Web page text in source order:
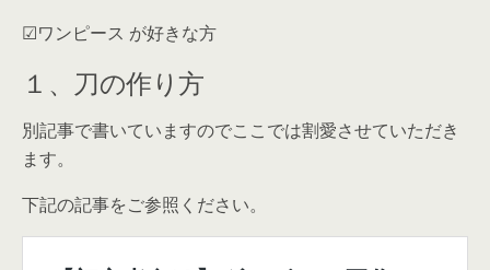
☑︎ワンピース が好きな方
１、刀の作り方
別記事で書いていますのでここでは割愛させていただき
ます。
下記の記事をご参照ください。